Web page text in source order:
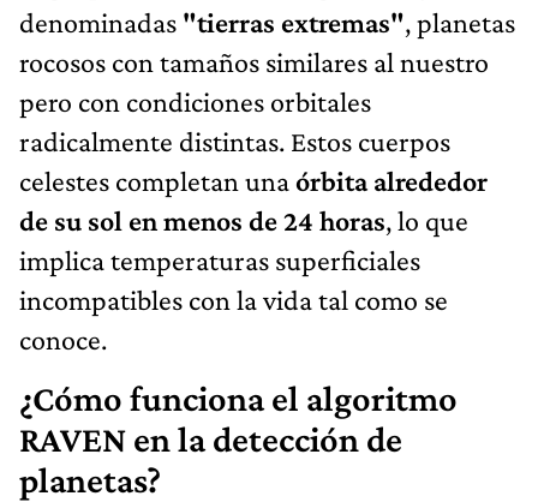
denominadas "tierras extremas", planetas
rocosos con tamaños similares al nuestro
pero con condiciones orbitales
radicalmente distintas. Estos cuerpos
celestes completan unaórbita alrededor
de su sol en menos de 24 horas, lo que
implica temperaturas superficiales
incompatibles con la vida tal como se
conoce.
¿Cómo funciona el algoritmo
RAVEN en la detección de
planetas?